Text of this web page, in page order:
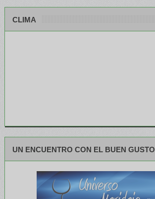
CLIMA
UN ENCUENTRO CON EL BUEN GUSTO